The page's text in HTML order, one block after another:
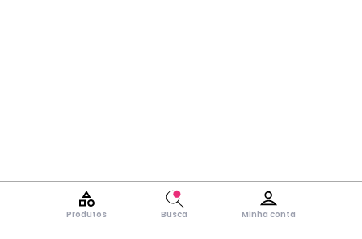
Produtos Busca Minha conta